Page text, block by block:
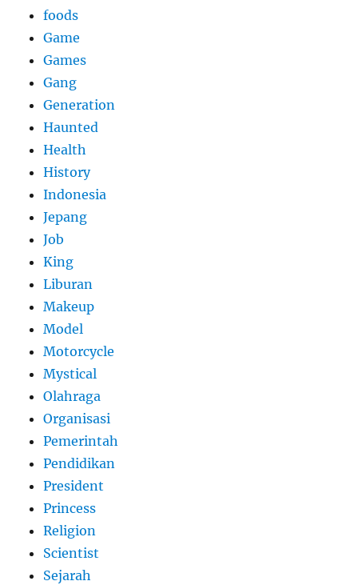
foods
Game
Games
Gang
Generation
Haunted
Health
History
Indonesia
Jepang
Job
King
Liburan
Makeup
Model
Motorcycle
Mystical
Olahraga
Organisasi
Pemerintah
Pendidikan
President
Princess
Religion
Scientist
Sejarah